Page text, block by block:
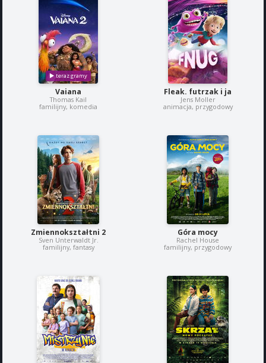
Vaiana
Thomas Kail
familijny, komedia
Fleak. futrzak i ja
Jens Moller
animacja, przygodowy
Zmiennokształtni 2
Sven Unterwaldt Jr.
familijny, fantasy
Góra mocy
Rachel House
familijny, przygodowy